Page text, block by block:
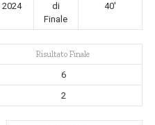
2024
di
Finale
40'
Risultato Finale
6
2